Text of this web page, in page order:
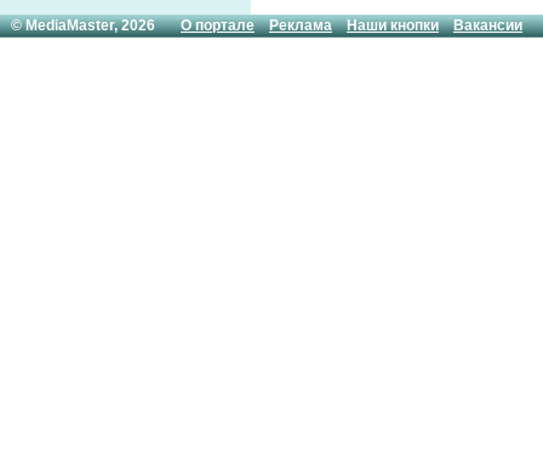
© MediaMaster, 2026О портале Реклама Наши кнопки Вакансии